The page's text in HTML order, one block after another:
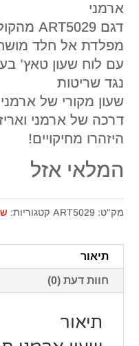
ארמני
דגםART5029
מפלדת אל חלד
עם לוח שעון טאץ’
נגד שריטות
שעון מקורי של
דרכה של ארמני
היזהרו מחיקויים!
המלאי אזל
מק"ט: ART5029 קטגוריות:
תיאור
חוות דעת (0)
תיאור